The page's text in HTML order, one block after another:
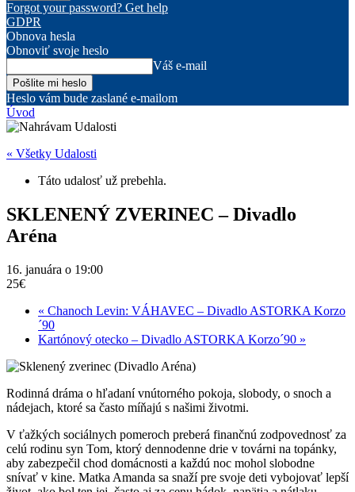
Forgot your password? Get help
GDPR
Obnova hesla
Obnoviť svoje heslo
Váš e-mail
Heslo vám bude zaslané e-mailom
Úvod
« Všetky Udalosti
Táto udalosť už prebehla.
SKLENENÝ ZVERINEC – Divadlo
Aréna
16. januára o 19:00
25€
« Chanoch Levin: VÁHAVEC – Divadlo ASTORKA Korzo
´90
Kartónový otecko – Divadlo ASTORKA Korzo´90 »
Rodinná dráma o hľadaní vnútorného pokoja, slobody, o snoch a
nádejach, ktoré sa často míňajú s našimi životmi.
V ťažkých sociálnych pomeroch preberá finančnú zodpovednosť za
celú rodinu syn Tom, ktorý dennodenne drie v továrni na topánky,
aby zabezpečil chod domácnosti a každú noc mohol slobodne
snívať v kine. Matka Amanda sa snaží pre svoje deti vybojovať lepší